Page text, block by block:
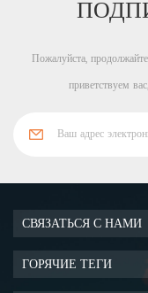
он может быть
Пожалуйста,
приветствуем
СВЯЗАТЬСЯ С НАМИ
ГОРЯЧИЕ ТЕГИ